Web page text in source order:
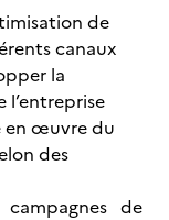
de
canaux
la
en œuvre du
des
de